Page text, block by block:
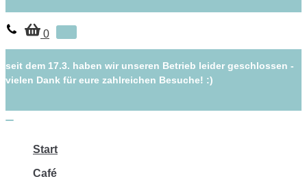
Warenkorb
0
Navigations-
Menü
seit dem 17.3. haben wir unseren Betrieb leider geschlossen -
vielen Dank für eure zahlreichen Besuche! :)
Start
Café